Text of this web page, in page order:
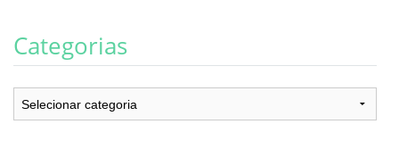
Categorias
Categorias